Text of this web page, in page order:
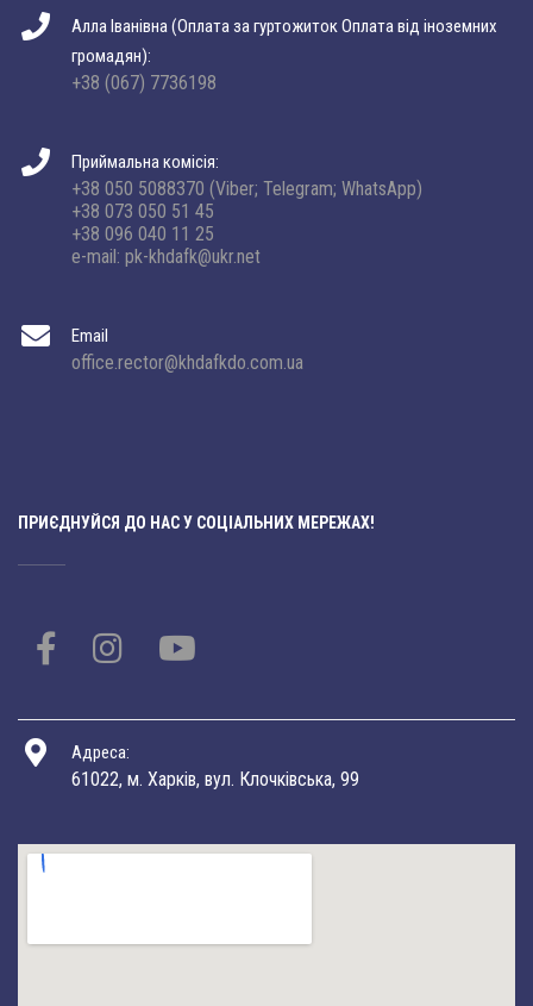
Алла Іванівна (Оплата за гуртожиток Оплата від іноземних
громадян):
+38 (067) 7736198
Приймальна комісія:
+38 050 5088370 (Viber; Telegram; WhatsApp)
+38 073 050 51 45
+38 096 040 11 25
e-mail: pk-khdafk@ukr.net
Email
office.rector@khdafkdo.com.ua
ПРИЄДНУЙСЯ ДО НАС У СОЦІАЛЬНИХ МЕРЕЖАХ!
Адреса:
61022, м. Харків, вул. Клочківська, 99